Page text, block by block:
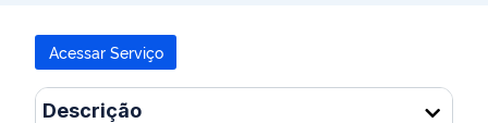
Acessar Serviço
Descrição